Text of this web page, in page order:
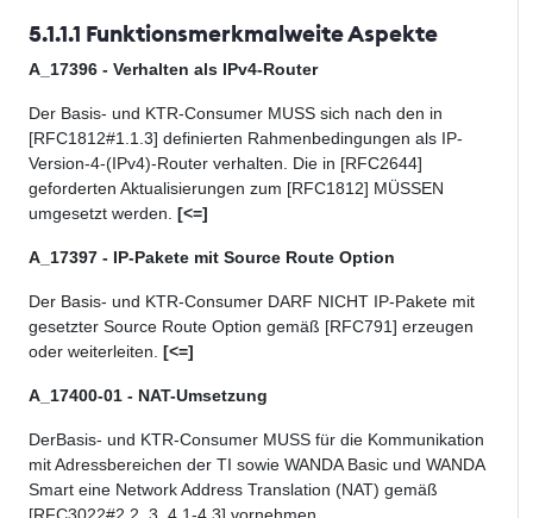
5.1.1.1 Funktionsmerkmalweite Aspekte
A_17396 - Verhalten als IPv4-Router
Der Basis- und KTR-Consumer MUSS sich nach den in
[RFC1812#1.1.3] definierten Rahmenbedingungen als IP-
Version-4-(IPv4)-Router verhalten. Die in [RFC2644]
geforderten Aktualisierungen zum [RFC1812] MÜSSEN
umgesetzt werden. [<=]
A_17397 - IP-Pakete mit Source Route Option
Der Basis- und KTR-Consumer DARF NICHT IP-Pakete mit
gesetzter Source Route Option gemäß [RFC791] erzeugen
oder weiterleiten. [<=]
A_17400-01 - NAT-Umsetzung
DerBasis- und KTR-Consumer MUSS für die Kommunikation
mit Adressbereichen der TI sowie WANDA Basic und WANDA
Smart eine Network Address Translation (NAT) gemäß